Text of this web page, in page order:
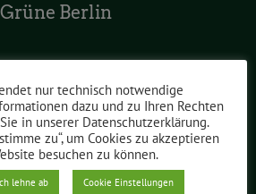
Grüne Berlin
Abgeordnetenhaus
Jugend Berlin
nur technisch notwendige
dazu und zu Ihren Rechten
in unserer Datenschutzerklärung.
zu“, um Cookies zu akzeptieren
besuchen zu können.
lehne ab Cookie Einstellungen